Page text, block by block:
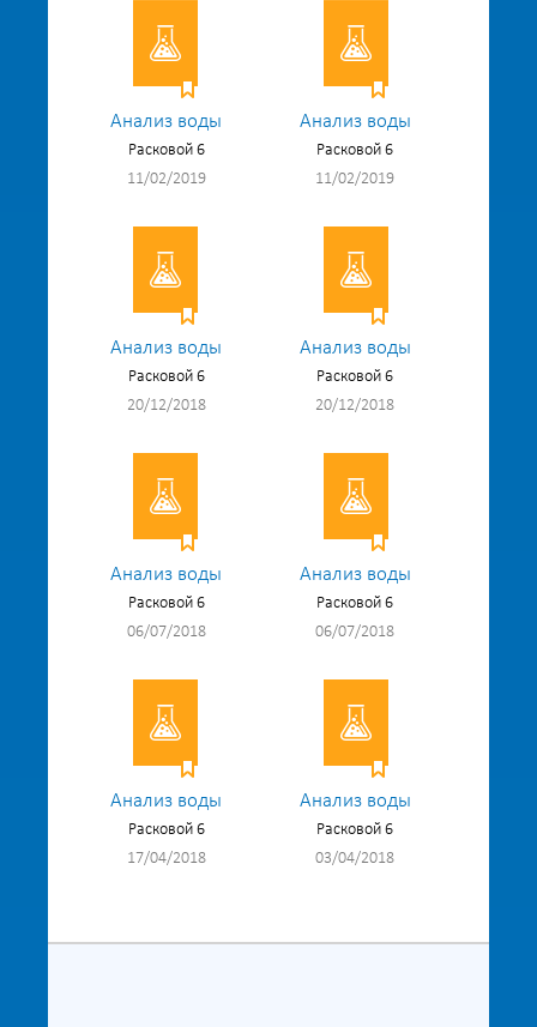
Анализ воды
Расковой 6
11/02/2019
Анализ воды
Расковой 6
11/02/2019
Анализ воды
Расковой 6
20/12/2018
Анализ воды
Расковой 6
20/12/2018
Анализ воды
Расковой 6
06/07/2018
Анализ воды
Расковой 6
06/07/2018
Анализ воды
Расковой 6
17/04/2018
Анализ воды
Расковой 6
03/04/2018